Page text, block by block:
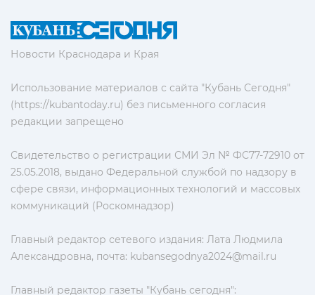
Новости Краснодара и Края
Использование материалов с сайта "Кубань Сегодня"
(https://kubantoday.ru) без письменного согласия
редакции запрещено
Свидетельство о регистрации СМИ Эл № ФС77-72910 от
25.05.2018, выдано Федеральной службой по надзору в
сфере связи, информационных технологий и массовых
коммуникаций (Роскомнадзор)
Главный редактор сетевого издания: Лата Людмила
Александровна, почта: kubansegodnya2024@mail.ru
Главный редактор газеты "Кубань сегодня":